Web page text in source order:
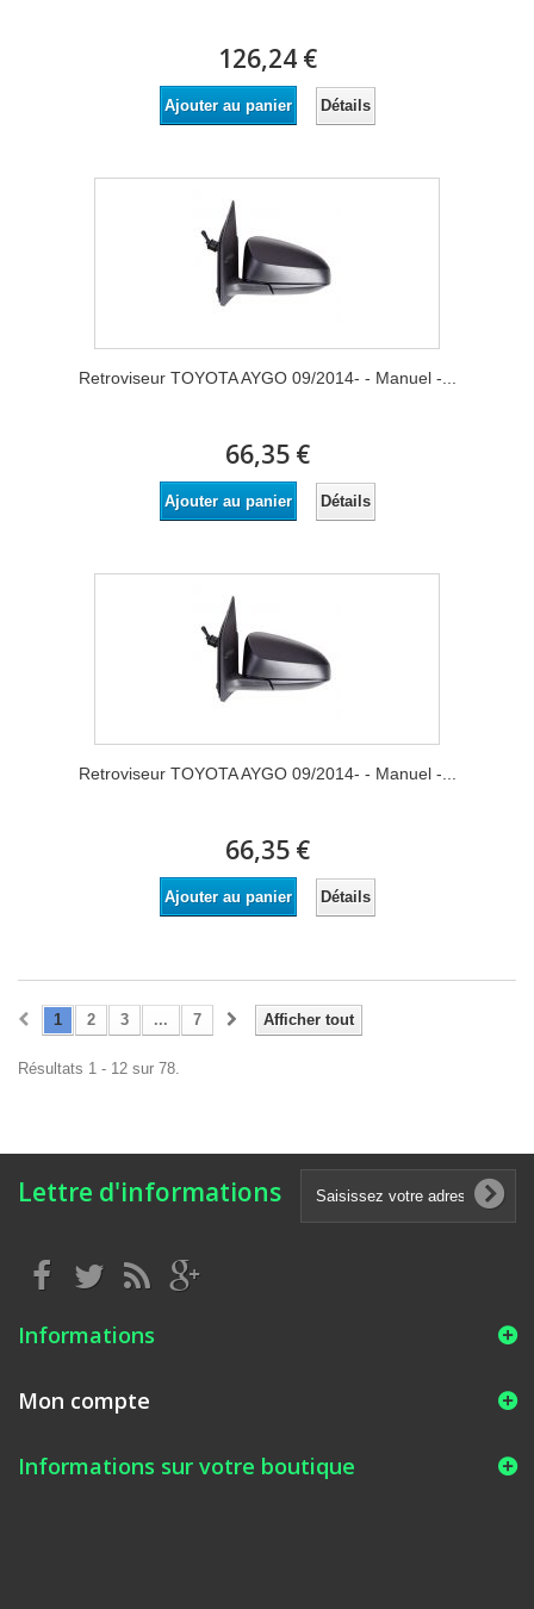
126,24 €
Ajouter au panier Détails
Retroviseur TOYOTA AYGO 09/2014- - Manuel -...
66,35 €
Ajouter au panier Détails
Retroviseur TOYOTA AYGO 09/2014- - Manuel -...
66,35 €
Ajouter au panier Détails
Afficher tout
1 2 3 ... 7
Résultats 1 - 12 sur 78.
Lettre d'informations
Informations
Mon compte
Informations sur votre boutique